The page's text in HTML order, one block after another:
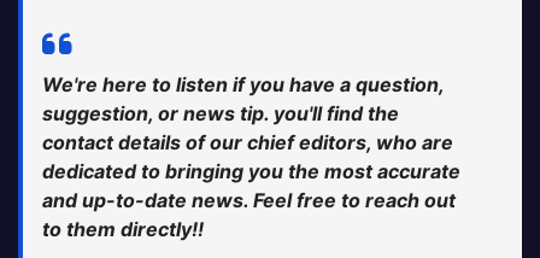
We're here to listen if you have a question,
suggestion, or news tip. you'll find the
contact details of our chief editors, who are
dedicated to bringing you the most accurate
and up-to-date news. Feel free to reach out
to them directly!!